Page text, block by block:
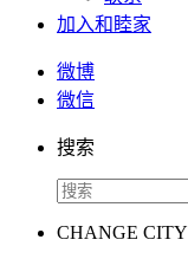
加入和睦家
微博
微信
搜索
CHANGE CITY